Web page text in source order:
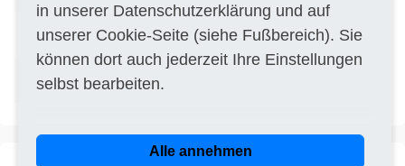
Rückbau der Kohlebunker I und
II
DE–03222 25.11.2022
Ausbau der bestehenden
Sickeranlage
25.11.2022
in unserer Datenschutzerklärung und auf
unserer Cookie-Seite (siehe Fußbereich). Sie
können dort auch jederzeit Ihre Einstellungen
selbst bearbeiten.
Alle annehmen